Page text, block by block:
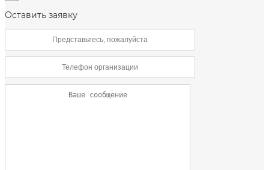
Оставить заявку